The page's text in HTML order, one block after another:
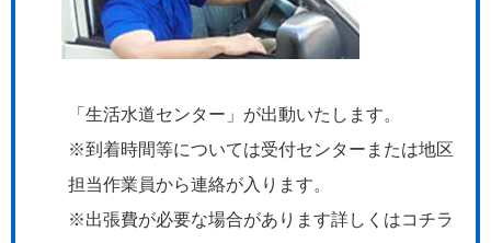
「生活水道センター」が出動いたします。
※到着時間等については受付センターまたは地区
担当作業員から連絡が入ります。
※出張費が必要な場合があります詳しくはコチラ